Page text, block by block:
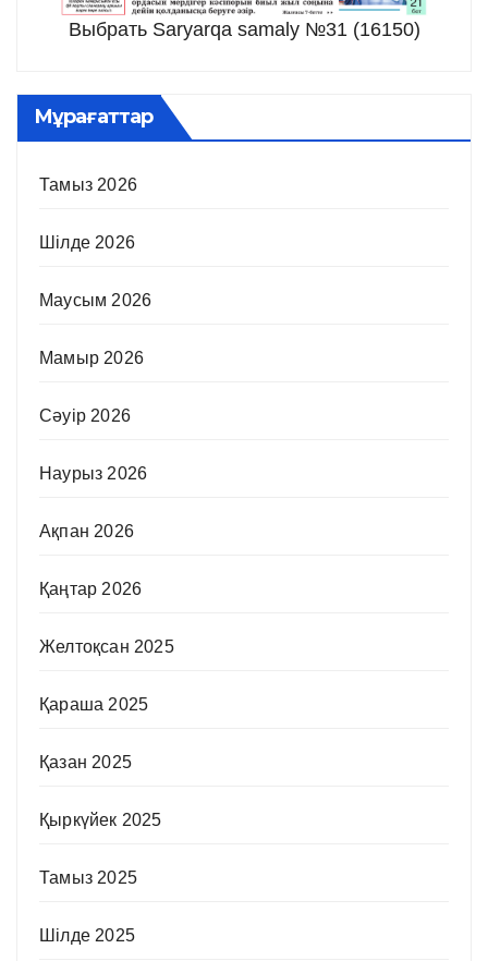
Выбрать Saryarqa samaly №31 (16150)
Мұрағаттар
Тамыз 2026
Шілде 2026
Маусым 2026
Мамыр 2026
Сәуір 2026
Наурыз 2026
Ақпан 2026
Қаңтар 2026
Желтоқсан 2025
Қараша 2025
Қазан 2025
Қыркүйек 2025
Тамыз 2025
Шілде 2025